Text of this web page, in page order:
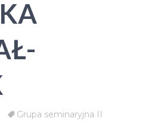
Grupa seminaryjna II